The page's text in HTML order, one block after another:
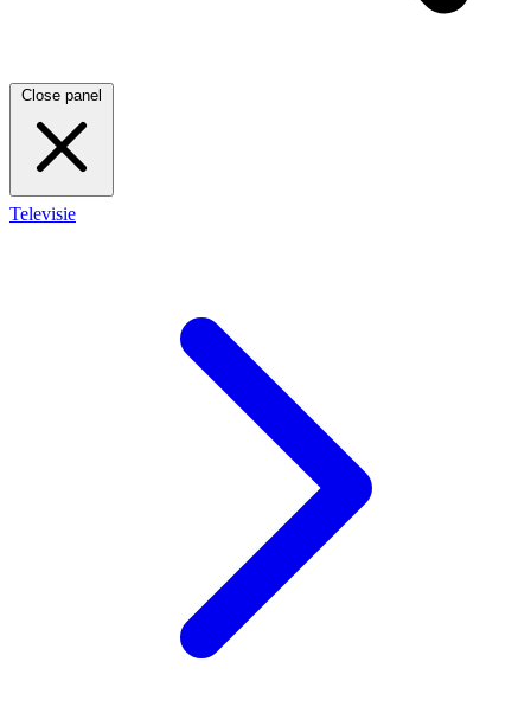
Close panel
Televisie